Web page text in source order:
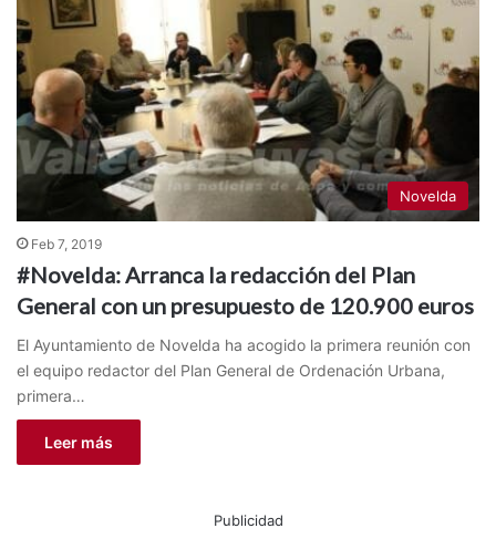
Novelda
Feb 7, 2019
#Novelda: Arranca la redacción del Plan
General con un presupuesto de 120.900 euros
El Ayuntamiento de Novelda ha acogido la primera reunión con
el equipo redactor del Plan General de Ordenación Urbana,
primera…
Leer más
Publicidad